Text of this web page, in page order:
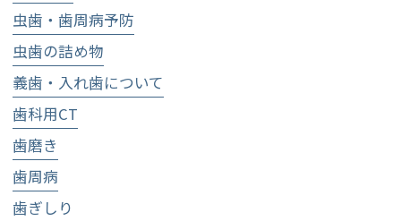
虫歯・歯周病予防
虫歯の詰め物
義歯・入れ歯について
歯科用CT
歯磨き
歯周病
歯ぎしり